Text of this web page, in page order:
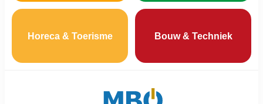
Horeca & Toerisme Bouw & Techniek